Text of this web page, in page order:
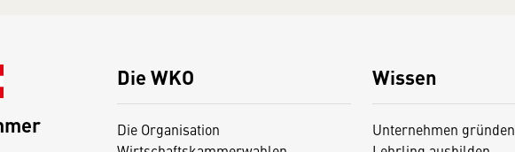
Die WKO
Die Organisation
Wissen
Unternehmen gründen